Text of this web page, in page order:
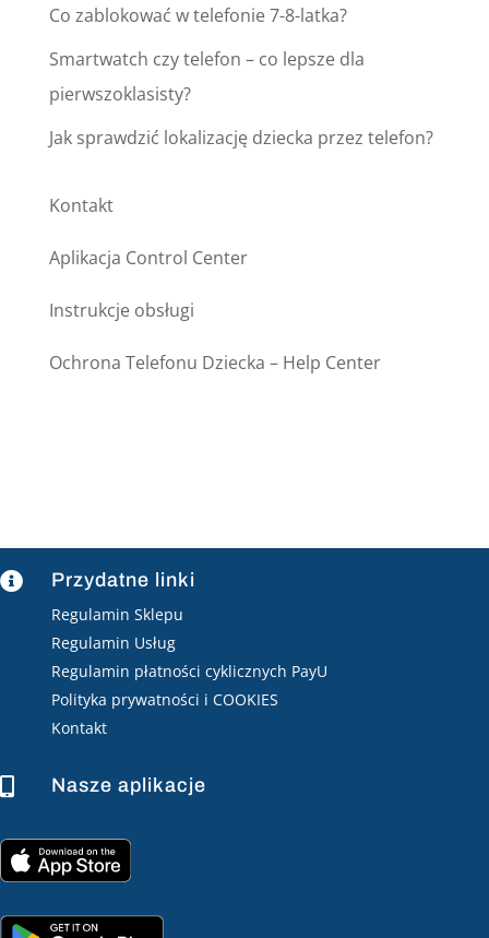
Co zablokować w telefonie 7-8-latka?
Smartwatch czy telefon – co lepsze dla
pierwszoklasisty?
Jak sprawdzić lokalizację dziecka przez telefon?
Kontakt
Aplikacja Control Center
Instrukcje obsługi
Ochrona Telefonu Dziecka – Help Center
 Przydatne linki
Regulamin Sklepu
Regulamin Usług
Regulamin płatności cyklicznych PayU
Polityka prywatności i COOKIES
Kontakt
 Nasze aplikacje